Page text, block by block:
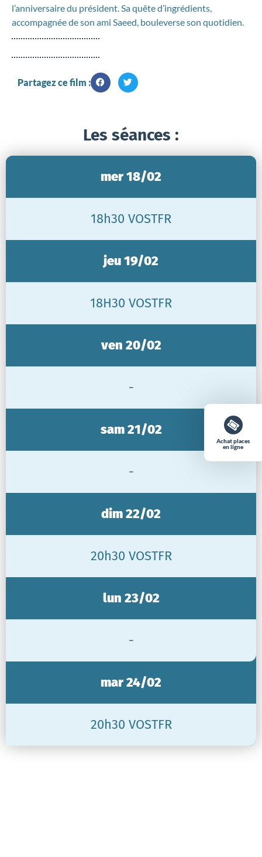
l’anniversaire du président. Sa quête d’ingrédients,
accompagnée de son ami Saeed, bouleverse son quotidien.
Partagez ce film :
Les séances :
Achat places
en ligne
mer 18/02
18h30 VOSTFR
jeu 19/02
18H30 VOSTFR
ven 20/02
-
sam 21/02
-
dim 22/02
20h30 VOSTFR
lun 23/02
-
mar 24/02
20h30 VOSTFR